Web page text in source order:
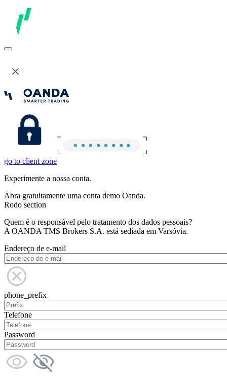
go to client zone
Experimente a nossa conta.
Abra gratuitamente uma conta demo Oanda.
Rodo section
Quem é o responsável pelo tratamento dos dados pessoais?
A OANDA TMS Brokers S.A. está sediada em Varsóvia.
Endereço de e-mail
phone_prefix
Telefone
Password